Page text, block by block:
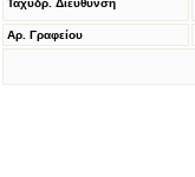
Ταχυδρ. Διεύθυνση
Αρ. Γραφείου